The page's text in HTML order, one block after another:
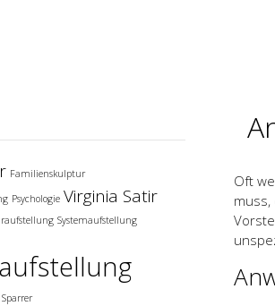
Oft
muss,
Familienskulptur
Psychologie Virginia Satir
Systemaufstellung